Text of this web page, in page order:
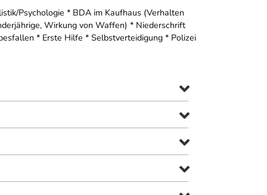
Psychologie * BDA im Kaufhaus (Verhalten
Wirkung von Waffen) * Niederschrift
* Erste Hilfe * Selbstverteidigung * Polizei